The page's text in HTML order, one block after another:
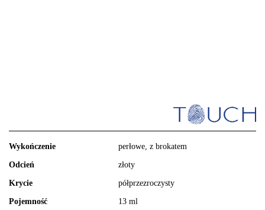
Wykończenie perłowe, z brokatem
Odcień złoty
Krycie półprzezroczysty
Pojemność 13 ml